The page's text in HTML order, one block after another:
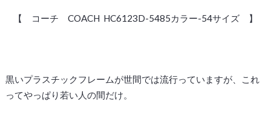
【 コーチ COACH HC6123D-5485カラー-54サイズ 】
黒いプラスチックフレームが世間では流行っていますが、これ
ってやっぱり若い人の間だけ。